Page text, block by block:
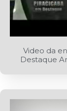
Video da
Destaque